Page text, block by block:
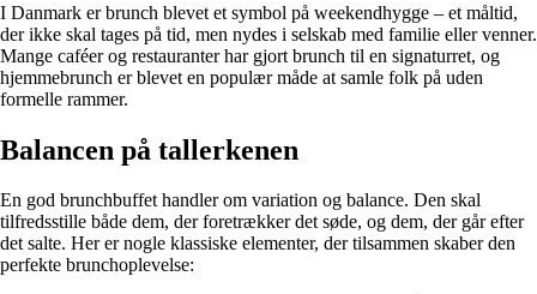
I Danmark er brunch blevet et symbol på weekendhygge – et måltid,
der ikke skal tages på tid, men nydes i selskab med familie eller venner.
Mange caféer og restauranter har gjort brunch til en signaturret, og
hjemmebrunch er blevet en populær måde at samle folk på uden
formelle rammer.
Balancen på tallerkenen
En god brunchbuffet handler om variation og balance. Den skal
tilfredsstille både dem, der foretrækker det søde, og dem, der går efter
det salte. Her er nogle klassiske elementer, der tilsammen skaber den
perfekte brunchoplevelse: